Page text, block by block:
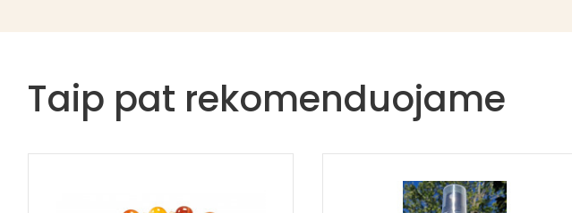
Taip pat rekomenduojame